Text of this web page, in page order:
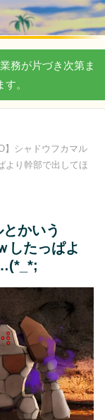
務が片づき次第ま
。
】シャドウフカマル
より幹部で出してほ
かいう
したっぱよ